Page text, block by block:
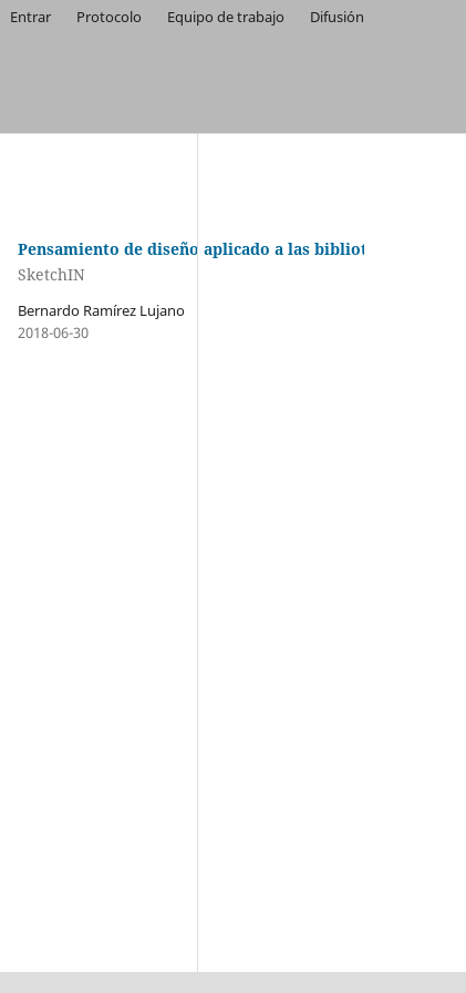
Entrar Protocolo Equipo de trabajo Difusión
Pensamiento de diseño aplicado a las bibliotecas de la
SketchIN
Bernardo Ramírez Lujano
2018-06-30